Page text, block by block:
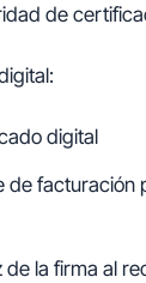
de
digital
de facturación
de la firma al